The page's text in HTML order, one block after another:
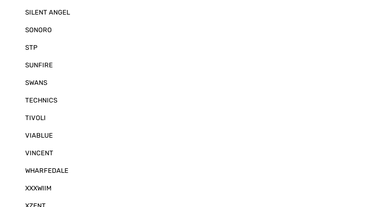
SILENT ANGEL
SONORO
STP
SUNFIRE
SWANS
TECHNICS
TIVOLI
VIABLUE
VINCENT
WHARFEDALE
XXXWIIM